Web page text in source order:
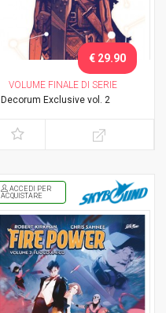
VOLUME FINALE DI SERIE
Decorum Exclusive vol. 2
€ 29.90
ACCEDI PER
ACQUISTARE